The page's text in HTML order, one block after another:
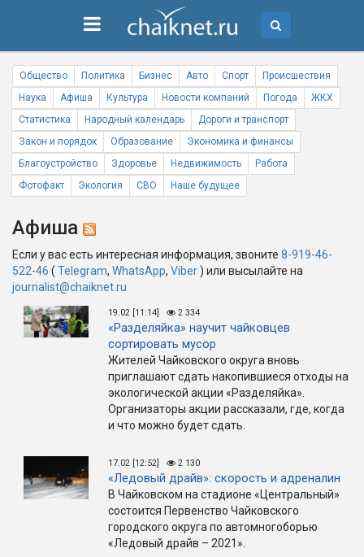
Общество Политика Бизнес Авто Спорт
Происшествия
Наука
Афиша Культура Новости компаний Погода
ЖКХ
Статистика
Народный календарь
Дороги и транспорт
Закон и порядок
Образование
Экономика и финансы
Благоустройство
Здоровье Недвижимость
Работа
Фотофакт
Экология СВО Наше будущее
Афиша
Если у вас есть интересная информация, звоните 8-919-46-
522-46 ( Telegram, WhatsApp, Viber) или высылайте на
journalist@chaiknet.ru
19.02 [11:14] 2 334
«Разделяйка» научит чайковцев
сортировать мусор
Жителей Чайковского округа вновь
приглашают сдать накопившиеся отходы на
экологической акции «Разделяйка».
Организаторы акции рассказали, где, когда
и что можно будет сдать.
17.02 [12:52] 2 130
«Ледовый драйв»: скорость и адреналин
В Чайковском на стадионе «Центральный»
состоится Первенство Чайковского
городского округа по автомногоборью
«Ледовый драйв – 2021».